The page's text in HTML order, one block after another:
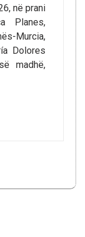
në prani
Planes,
Murcia,
Dolores
madhë,